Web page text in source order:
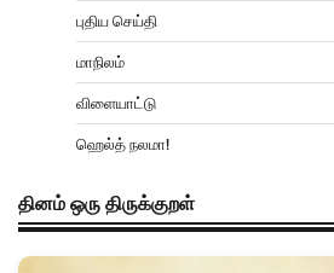
புதிய செய்தி
மாநிலம்
விளையாட்டு
ஹெல்த் நலமா!
தினம் ஒரு திருக்குறள்